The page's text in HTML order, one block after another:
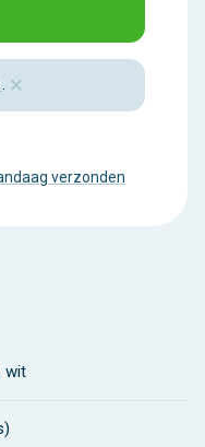
. ×
verzonden
wit